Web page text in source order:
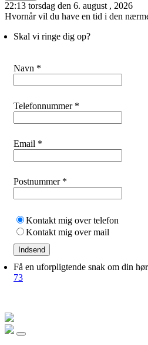
22:13 torsdag den 6. august , 2026
Hvornår vil du have en tid i den
Skal vi ringe dig op?
Navn *
Telefonnummer *
Email *
Postnummer *
Kontakt mig over telefon
Kontakt mig over mail
Indsend
Få en uforpligtende snak om din
73